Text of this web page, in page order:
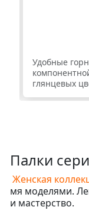
Удобные
глянцевых
создает
Палки
Женская
мя моделями.
и мастерство.